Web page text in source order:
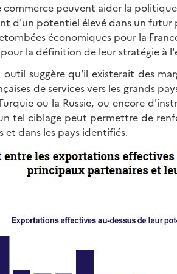
commerce peuvent aider la
d'un potentiel élevé dans un futur
économiques pour la
pour la définition de leur stratégie à
outil suggère qu'il existerait des
de services vers les grands
ou la Russie, ou encore
tel ciblage peut permettre de
et dans les pays identifiés.